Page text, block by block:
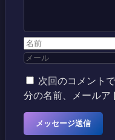
次回のコメント
分の名前、メールア